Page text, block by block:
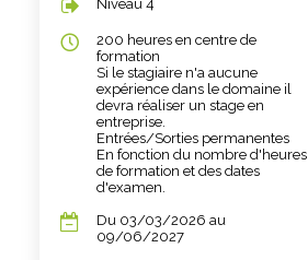
Niveau 4
200 heures en centre de
formation
Si le stagiaire n'a aucune
expérience dans le domaine il
devra réaliser un stage en
entreprise.
Entrées/Sorties permanentes
En fonction du nombre d'heures
de formation et des dates
d'examen.
Du 03/03/2026 au
09/06/2027